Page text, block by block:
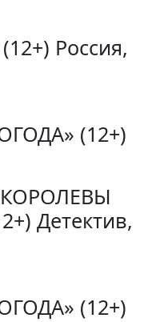
Россия,
(12+)
Детектив,
(12+)